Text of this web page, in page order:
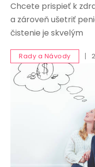
Chcete prispieť k
a zároveň ušetriť
čistenie je skvelým
Rady a Návody